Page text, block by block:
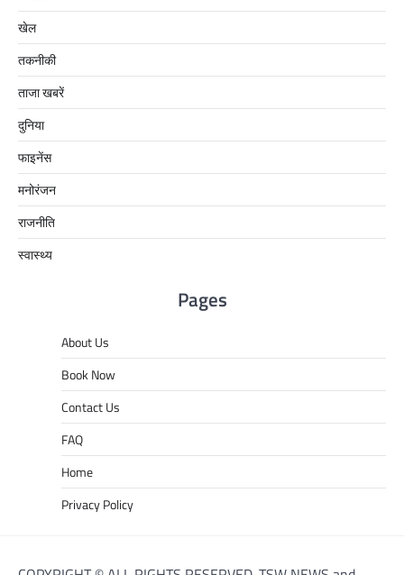
खेल
तकनीकी
ताजा खबरें
दुनिया
फाइनेंस
मनोरंजन
राजनीति
स्वास्थ्य
Pages
About Us
Book Now
Contact Us
FAQ
Home
Privacy Policy